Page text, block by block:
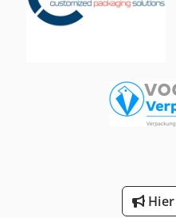
von SCHNEIDER und
Konvertersteuerung,
laminierte Folien;
Strom: 220V, 6,5kW;
Maschinenmaße:
Nmdpo Am Rokr Bitte
häufig unter den üblichen